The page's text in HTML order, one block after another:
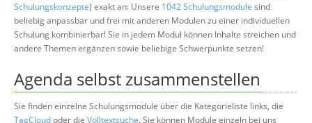
Schulungskonzepte) exakt an: Unsere 1042 Schulungsmodule sind
beliebig anpassbar und frei mit anderen Modulen zu einer individuellen
Schulung kombinierbar! Sie in jedem Modul können Inhalte streichen und
andere Themen ergänzen sowie beliebige Schwerpunkte setzen!
Agenda selbst zusammenstellen
Sie finden einzelne Schulungsmodule über die Kategorieliste links, die
TagCloudoder die Volltextsuche. Sie können Module einzeln bei uns